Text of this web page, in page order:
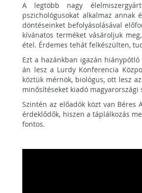
A legtöbb nagy
pszichológusokat alkalmaz annak
döntéseinket befolyásolásával
kívánatos terméket vásároljuk
étel. Érdemes tehát felkészülten,
Ezt a hazánkban igazán
án lesz a Lurdy Konferencia
köztük mérnök, biológus, ott lesz
minősítéseket kiadó magyarországi
Szintén az előadók közt van Béres
érdeklődők, hiszen a táplálkozás
fontos.